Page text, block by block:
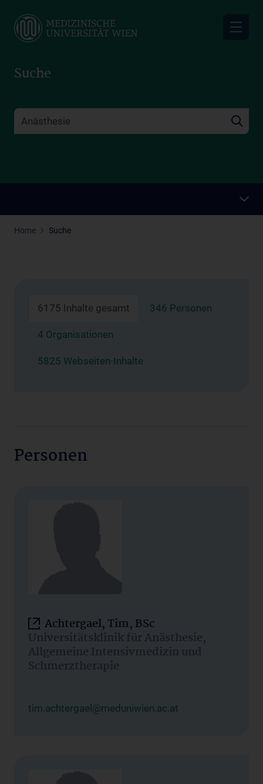
main
Suche
Home Suche
6175 Inhalte gesamt 346 Personen
4 Organisationen
5825 Webseiten-Inhalte
Personen
Achtergael, Tim, BSc
Universitätsklinik für Anästhesie,
Allgemeine Intensivmedizin und
Schmerztherapie
tim.achtergael@meduniwien.ac.at